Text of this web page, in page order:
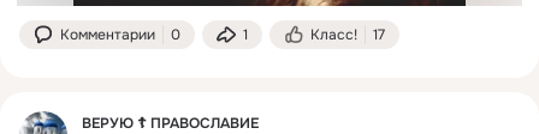
Комментарии 0 1 Класс! 17
ВЕРУЮ ☦️ ПРАВОСЛАВИЕ